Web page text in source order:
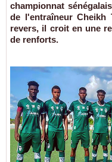
championnat
de l'entraîneur Cheikh
revers, il croit en une
de renforts.